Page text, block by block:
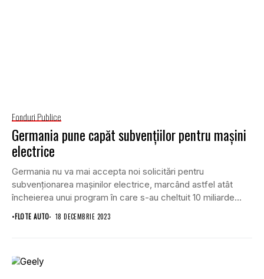
Fonduri Publice
Germania pune capăt subvențiilor pentru mașini
electrice
Germania nu va mai accepta noi solicitări pentru
subvenționarea mașinilor electrice, marcând astfel atât
încheierea unui program în care s-au cheltuit 10 miliarde...
•FLOTE AUTO 18 DECEMBRIE 2023